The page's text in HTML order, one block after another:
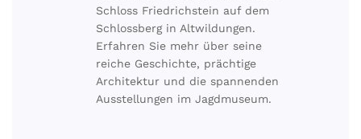
Schloss Friedrichstein auf dem
Schlossberg in Altwildungen.
Erfahren Sie mehr über seine
reiche Geschichte, prächtige
Architektur und die spannenden
Ausstellungen im Jagdmuseum.